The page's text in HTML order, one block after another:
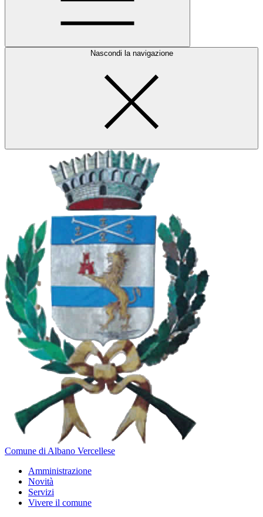
Nascondi la navigazione
Comune di Albano Vercellese
Amministrazione
Novità
Servizi
Vivere il comune